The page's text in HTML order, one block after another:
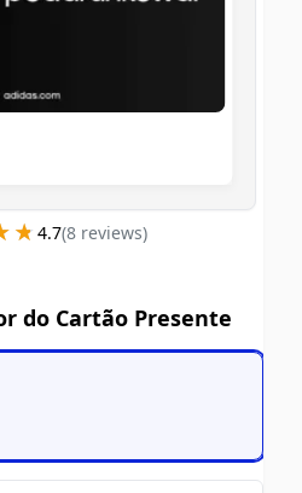
4.7(8reviews)
do Cartão Presente